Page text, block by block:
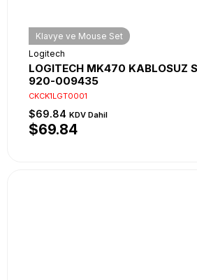
Klavye ve Mouse Set
Logitech
LOGITECH MK470 KABLOSUZ
920-009435
CKCK1LGT0001
$69.84 KDV Dahil
$69.84